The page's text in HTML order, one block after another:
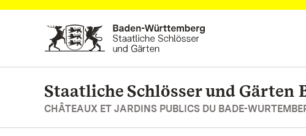
Vers la page d’accueil
Staatliche Schlösser und Gärten
CHÂTEAUX ET JARDINS PUBLICS DU BADE-